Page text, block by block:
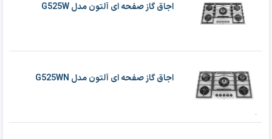
اجاق گاز صفحه ای آلتون مدل G525W
اجاق گاز صفحه ای آلتون مدل G525WN